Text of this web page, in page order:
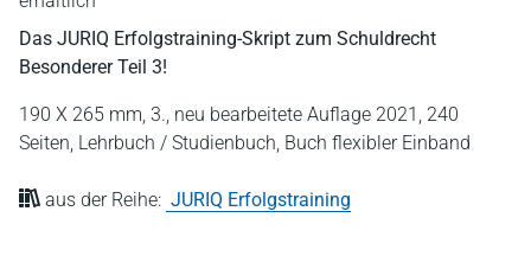
Das JURIQ Erfolgstraining-Skript zum Schuldrecht
Besonderer Teil 3!
190 X 265 mm, 3., neu bearbeitete Auflage 2021, 240
Seiten, Lehrbuch / Studienbuch, Buch flexibler Einband
aus der Reihe: JURIQ Erfolgstraining